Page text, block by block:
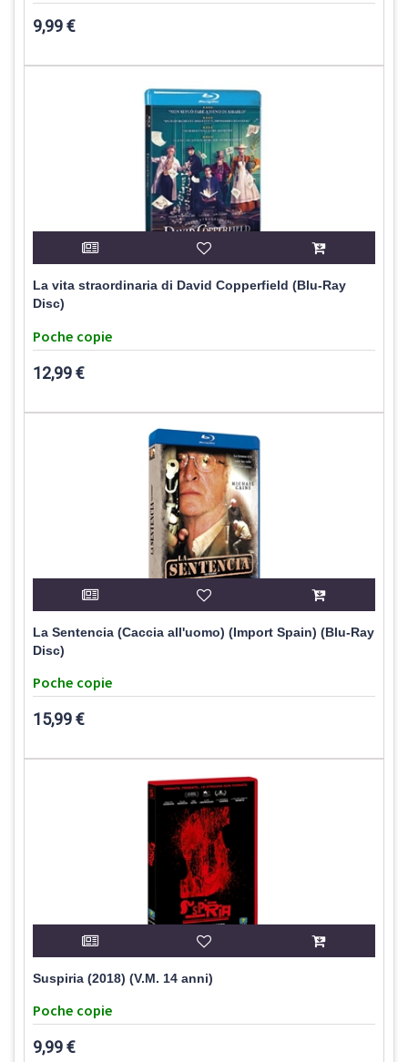
9,99 €
La vita straordinaria di David Copperfield (Blu-Ray
Disc)
Poche copie
12,99 €
La Sentencia (Caccia all'uomo) (Import Spain) (Blu-Ray
Disc)
Poche copie
15,99 €
Suspiria (2018) (V.M. 14 anni)
Poche copie
9,99 €